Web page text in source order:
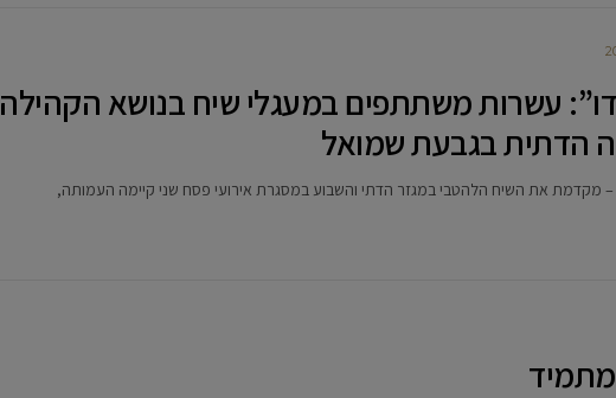
עשרות משתתפים במעגלי שיח בנושא הקהילה
הדתית בגבעת שמואל
מקדמת את השיח הלהטבי במגזר הדתי והשבוע במסגרת אירועי פסח שני קיימה העמותה,